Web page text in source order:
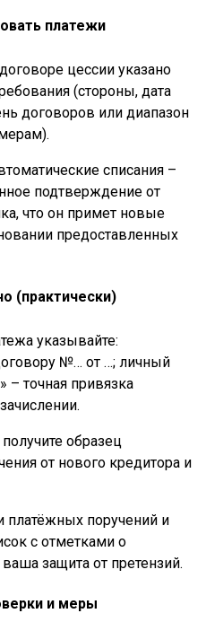
платежи
цессии указано
(стороны, дата
договоров или диапазон
списания –
подтверждение от
что он примет новые
предоставленных
(практически)
указывайте:
№… от …; личный
– точная привязка
образец
от нового кредитора и
платёжных поручений и
с отметками о
защита от претензий.
и меры